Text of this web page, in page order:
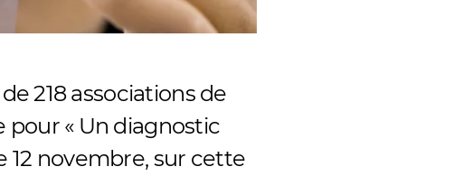
218 associations de
pour « Un diagnostic
12 novembre, sur cette